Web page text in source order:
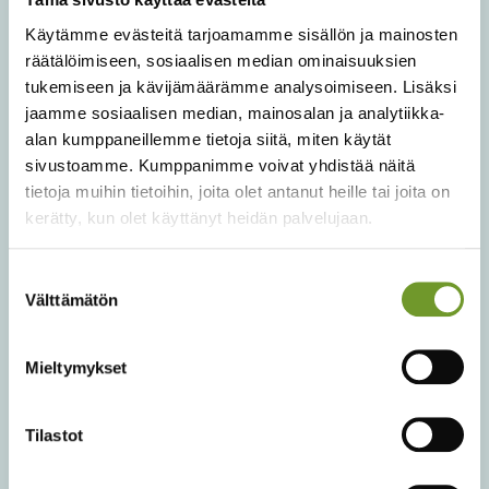
Käytämme evästeitä tarjoamamme sisällön ja mainosten
räätälöimiseen, sosiaalisen median ominaisuuksien
tukemiseen ja kävijämäärämme analysoimiseen. Lisäksi
jaamme sosiaalisen median, mainosalan ja analytiikka-
alan kumppaneillemme tietoja siitä, miten käytät
sivustoamme. Kumppanimme voivat yhdistää näitä
tietoja muihin tietoihin, joita olet antanut heille tai joita on
kerätty, kun olet käyttänyt heidän palvelujaan.
valinta
Välttämätön
Mieltymykset
Tilastot